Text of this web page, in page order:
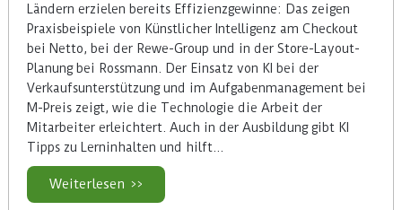
Ländern erzielen bereits Effizienzgewinne: Das zeigen
Praxisbeispiele von Künstlicher Intelligenz am Checkout
bei Netto, bei der Rewe-Group und in der Store-Layout-
Planung bei Rossmann. Der Einsatz von KI bei der
Verkaufsunterstützung und im Aufgabenmanagement bei
M-Preis zeigt, wie die Technologie die Arbeit der
Mitarbeiter erleichtert. Auch in der Ausbildung gibt KI
Tipps zu Lerninhalten und hilft…
Weiterlesen >>